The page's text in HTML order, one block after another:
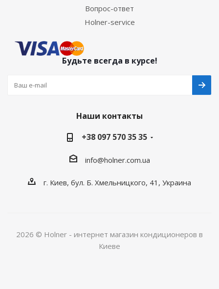
Вопрос-ответ
Holner-service
Будьте всегда в курсе!
Наши контакты
+38 097 570 35 35
info@holner.com.ua
г. Киев, бул. Б. Хмельницкого, 41, Украина
2026 © Holner - интернет магазин кондиционеров в
Киеве